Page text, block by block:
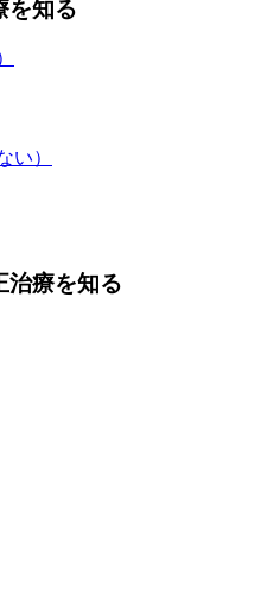
を知る
い）
治療を知る